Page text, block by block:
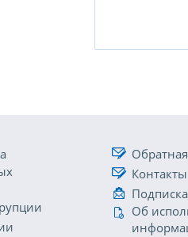
Контакты
Об